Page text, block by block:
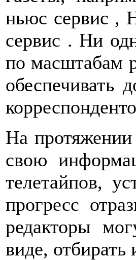
ньюс сервис ,
сервис . Ни
по масштабам
обеспечивать
На протяжении
свою
телетайпов,
прогресс
редакторы
виде, отбирать